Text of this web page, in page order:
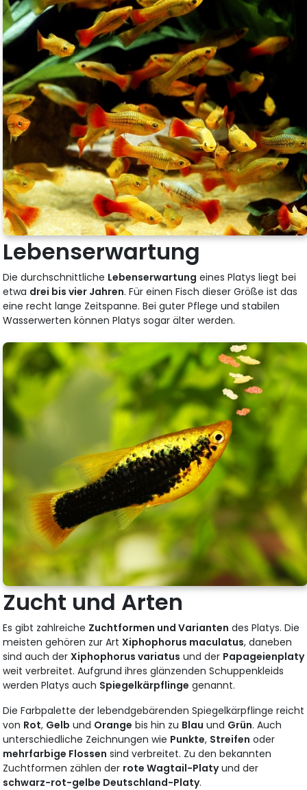
Lebenserwartung
Die durchschnittliche Lebenserwartung eines Platys liegt bei
etwa drei bis vier Jahren. Für einen Fisch dieser Größe ist das
eine recht lange Zeitspanne. Bei guter Pflege und stabilen
Wasserwerten können Platys sogar älter werden.
Zucht und Arten
Es gibt zahlreiche Zuchtformen und Varianten des Platys. Die
meisten gehören zur ArtXiphophorus maculatus, daneben
sind auch derXiphophorus variatus und der Papageienplaty
weit verbreitet. Aufgrund ihres glänzenden Schuppenkleids
werden Platys auch Spiegelkärpflinge genannt.
Die Farbpalette der lebendgebärenden Spiegelkärpflinge reicht
von Rot, Gelb und Orange bis hin zu Blau und Grün. Auch
unterschiedliche Zeichnungen wie Punkte, Streifen oder
mehrfarbige Flossen sind verbreitet. Zu den bekannten
Zuchtformen zählen der rote Wagtail-Platyund der
schwarz-rot-gelbe Deutschland-Platy.